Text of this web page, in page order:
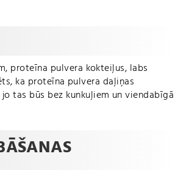
proteīna pulvera kokteiļus, labs
ka proteīna pulvera daļiņas
tas būs bez kunkuļiem un viendabīgā